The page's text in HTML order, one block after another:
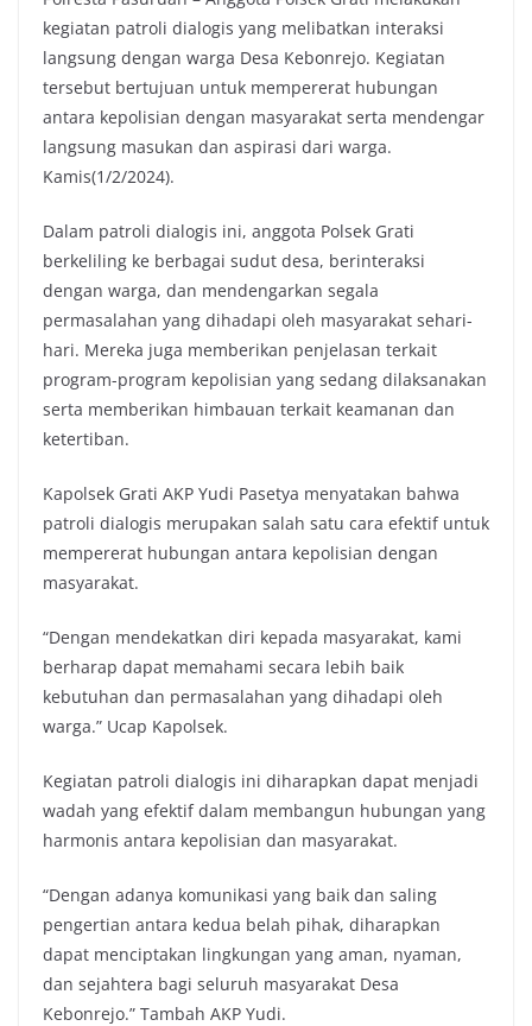
kegiatan patroli dialogis yang melibatkan interaksi
langsung dengan warga Desa Kebonrejo. Kegiatan
tersebut bertujuan untuk mempererat hubungan
antara kepolisian dengan masyarakat serta mendengar
langsung masukan dan aspirasi dari warga.
Kamis(1/2/2024).
Dalam patroli dialogis ini, anggota Polsek Grati
berkeliling ke berbagai sudut desa, berinteraksi
dengan warga, dan mendengarkan segala
permasalahan yang dihadapi oleh masyarakat sehari-
hari. Mereka juga memberikan penjelasan terkait
program-program kepolisian yang sedang dilaksanakan
serta memberikan himbauan terkait keamanan dan
ketertiban.
Kapolsek Grati AKP Yudi Pasetya menyatakan bahwa
patroli dialogis merupakan salah satu cara efektif untuk
mempererat hubungan antara kepolisian dengan
masyarakat.
“Dengan mendekatkan diri kepada masyarakat, kami
berharap dapat memahami secara lebih baik
kebutuhan dan permasalahan yang dihadapi oleh
warga.” Ucap Kapolsek.
Kegiatan patroli dialogis ini diharapkan dapat menjadi
wadah yang efektif dalam membangun hubungan yang
harmonis antara kepolisian dan masyarakat.
“Dengan adanya komunikasi yang baik dan saling
pengertian antara kedua belah pihak, diharapkan
dapat menciptakan lingkungan yang aman, nyaman,
dan sejahtera bagi seluruh masyarakat Desa
Kebonrejo.” Tambah AKP Yudi.